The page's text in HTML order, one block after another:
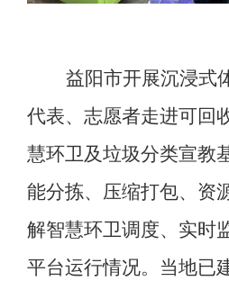
益阳市开展沉浸式
代表、志愿者走进可回
慧环卫及垃圾分类宣教
能分拣、压缩打包、资
解智慧环卫调度、实时
平台运行情况。 当地已